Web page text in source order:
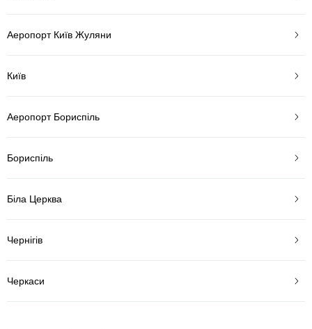
Аеропорт Київ Жуляни
Київ
Аеропорт Бориспіль
Бориспіль
Біла Церква
Чернігів
Черкаси